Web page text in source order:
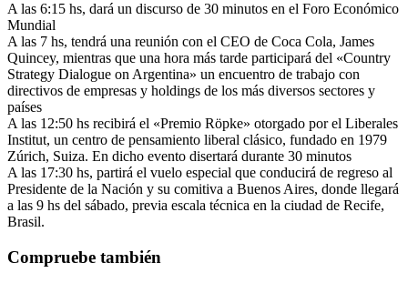
A las 6:15 hs, dará un discurso de 30 minutos en el Foro Económico
Mundial
A las 7 hs, tendrá una reunión con el CEO de Coca Cola, James
Quincey, mientras que una hora más tarde participará del «Country
Strategy Dialogue on Argentina» un encuentro de trabajo con
directivos de empresas y holdings de los más diversos sectores y
países
A las 12:50 hs recibirá el «Premio Röpke» otorgado por el Liberales
Institut, un centro de pensamiento liberal clásico, fundado en 1979
Zúrich, Suiza. En dicho evento disertará durante 30 minutos
A las 17:30 hs, partirá el vuelo especial que conducirá de regreso al
Presidente de la Nación y su comitiva a Buenos Aires, donde llegará
a las 9 hs del sábado, previa escala técnica en la ciudad de Recife,
Brasil.
Compruebe también